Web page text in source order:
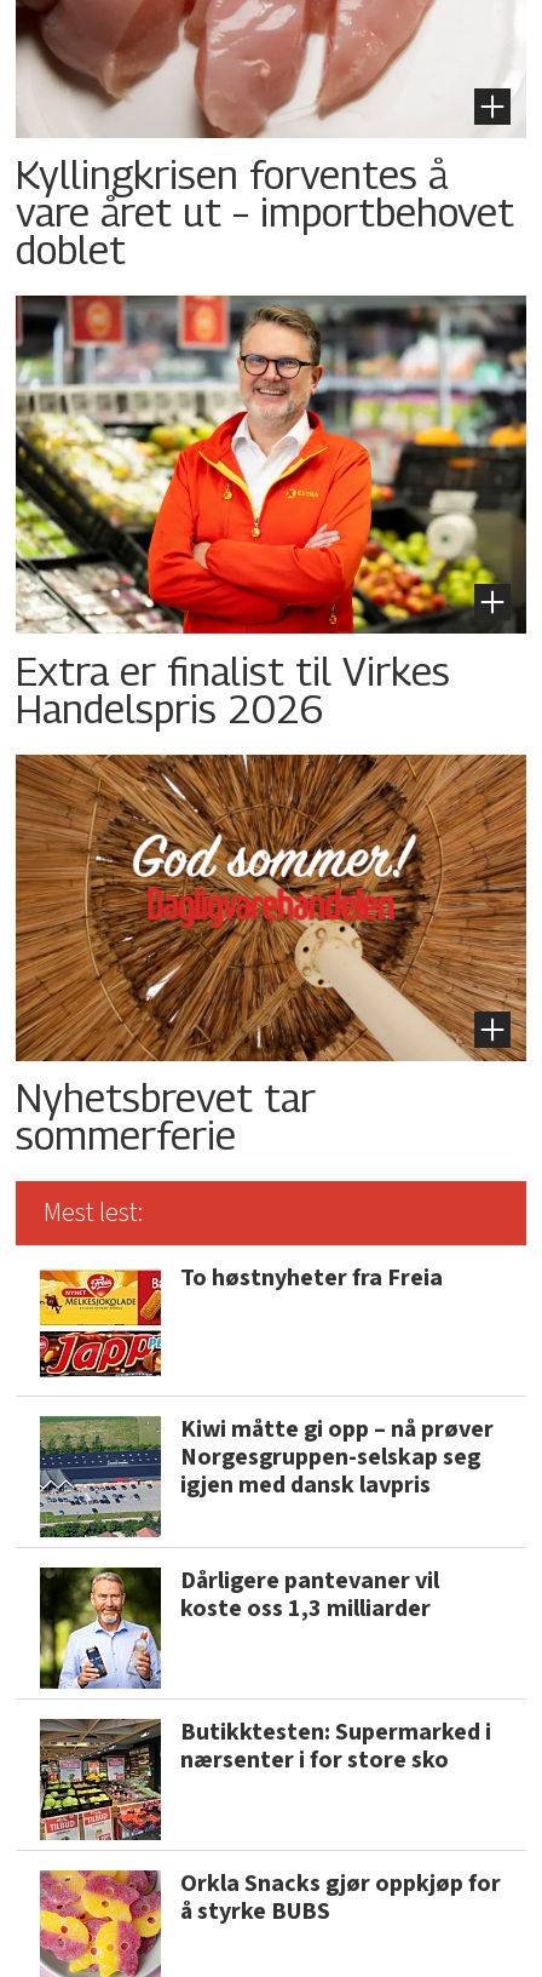
Kyllingkrisen forventes å
vare året ut – importbehovet
doblet
Extra er finalist til Virkes
Handelspris 2026
Nyhetsbrevet tar
sommerferie
Mest lest:
To høstnyheter fra Freia
Kiwi måtte gi opp – nå prøver
Norgesgruppen-selskap seg
igjen med dansk lavpris
Dårligere pantevaner vil
koste oss 1,3 milliarder
Butikktesten: Supermarked i
nærsenter i for store sko
Orkla Snacks gjør oppkjøp for
å styrke BUBS